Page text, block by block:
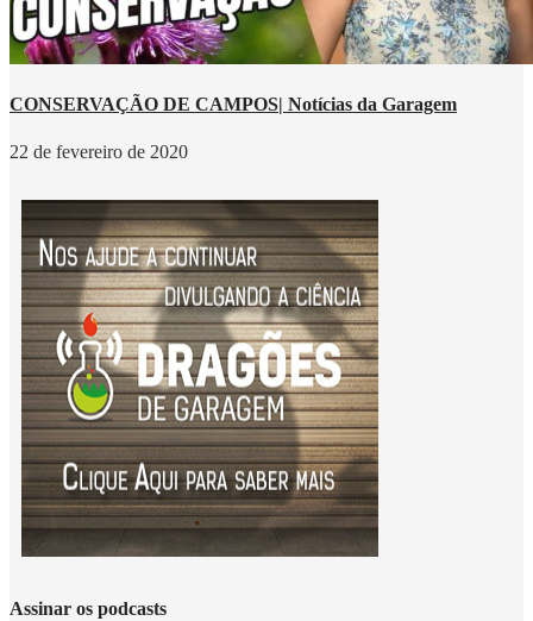
CONSERVAÇÃO DE CAMPOS| Notícias da Garagem
22 de fevereiro de 2020
Assinar os podcasts